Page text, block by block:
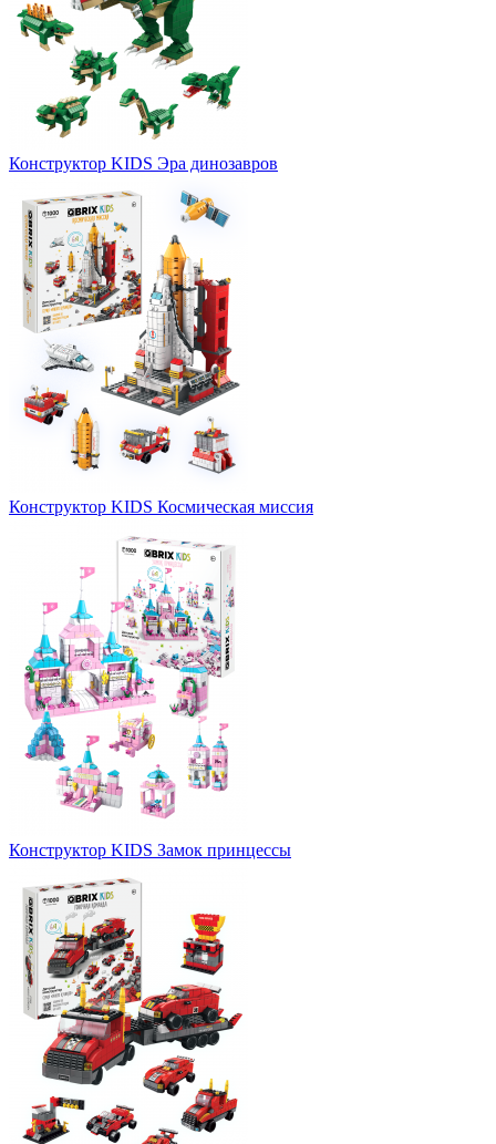
Конструктор KIDS Эра динозавров
Конструктор KIDS Космическая миссия
Конструктор KIDS Замок принцессы